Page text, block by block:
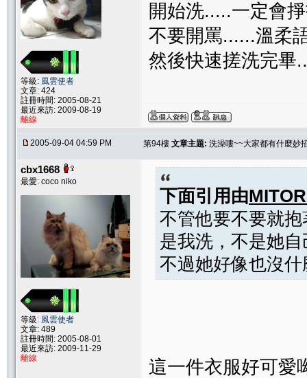
等級: 風雲使者
文章: 424
註冊時間: 2005-08-21
最近來訪: 2009-08-19
離線
開始洗.....一定會
不要開罵......溫柔
然後快速搓洗完畢
2005-09-04 04:59 PM 第94樓 文章主題: 洗澡嘍~~大家都有什麼妙
cbx1668
最愛: coco niko
等級: 風雲使者
文章: 489
註冊時間: 2005-08-01
最近來訪: 2009-11-29
離線
下面引用由
不管他要不要就
是我洗，不是她
不過她好像也沒
這一件衣服好可愛